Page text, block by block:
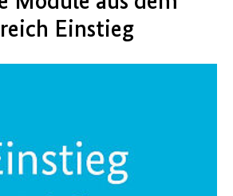
Einstieg